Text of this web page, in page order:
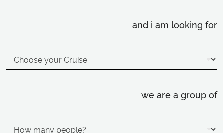
and i am looking for
we are a group of